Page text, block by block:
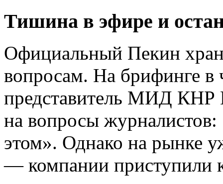
Тишина в эфире и
Официальный Пекин
вопросам. На брифинге в
представитель МИД КНР
на вопросы
этом». Однако на рынке
— компании приступили